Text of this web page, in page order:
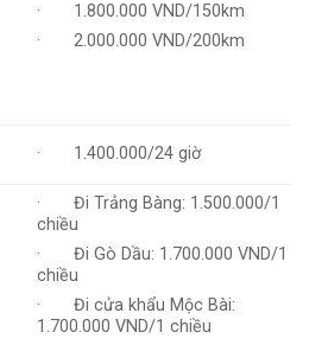
· 1.800.000 VND/150km
· 2.000.000 VND/200km
· 1.400.000/24 giờ
· Đi Trảng Bàng: 1.500.000/1
chiều
· Đi Gò Dầu: 1.700.000 VND/1
chiều
· Đi cửa khẩu Mộc Bài:
1.700.000 VND/1 chiều